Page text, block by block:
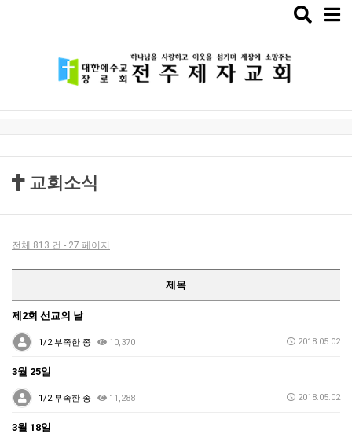
Toggle
교회소식
전체 813 건 - 27 페이지
제목
제2회 선교의 날
1/2 부족한 종 10,370 2018.05.02
3월 25일
1/2 부족한 종 11,288 2018.05.02
3월 18일